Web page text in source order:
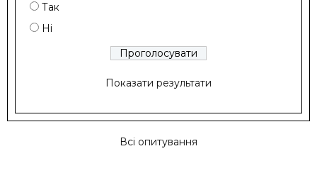
Так
Ні
Показати результати
Всі опитування